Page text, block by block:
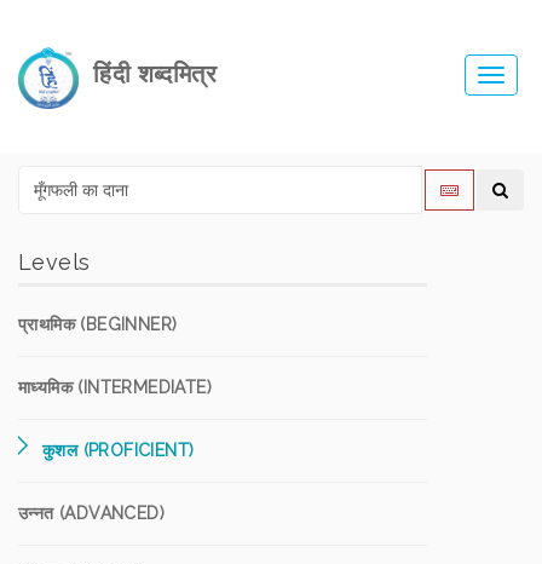
हिंदी शब्दमित्र
Levels
प्राथमिक (BEGINNER)
माध्यमिक (INTERMEDIATE)
कुशल (PROFICIENT)
उन्नत (ADVANCED)